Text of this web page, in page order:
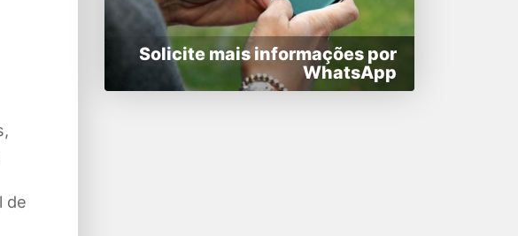
de
Solicite mais informações por
WhatsApp